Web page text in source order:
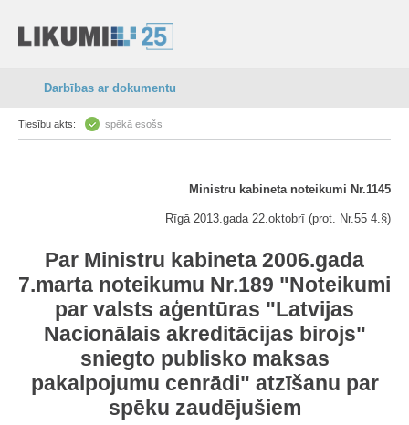
Darbības ar dokumentu
Tiesību akts: spēkā esošs
Ministru kabineta noteikumi Nr.1145
Rīgā 2013.gada 22.oktobrī (prot. Nr.55 4.§)
Par Ministru kabineta 2006.gada
7.marta noteikumu Nr.189 "Noteikumi
par valsts aģentūras "Latvijas
Nacionālais akreditācijas birojs"
sniegto publisko maksas
pakalpojumu cenrādi" atzīšanu par
spēku zaudējušiem